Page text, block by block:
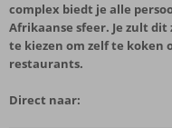
complex biedt je alle
Afrikaanse sfeer. Je zult
te kiezen om zelf te koken
restaurants.
Direct naar: